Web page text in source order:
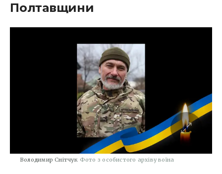
Полтавщини
Володимир Снітчук Фото з особистого архіву воїна